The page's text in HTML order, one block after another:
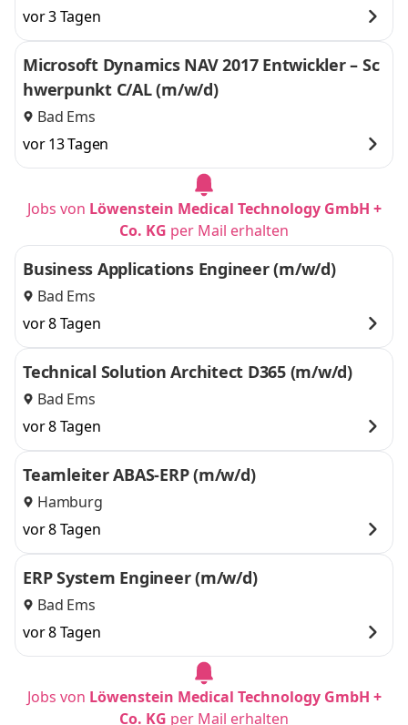
vor 3 Tagen
Microsoft Dynamics NAV 2017 Entwickler – Sc
hwerpunkt C/AL (m/w/d)
Bad Ems
vor 13 Tagen
Jobs von Löwenstein Medical Technology GmbH +
Co. KG per Mail erhalten
Business Applications Engineer (m/w/d)
Bad Ems
vor 8 Tagen
Technical Solution Architect D365 (m/w/d)
Bad Ems
vor 8 Tagen
Teamleiter ABAS-ERP (m/w/d)
Hamburg
vor 8 Tagen
ERP System Engineer (m/w/d)
Bad Ems
vor 8 Tagen
Jobs von Löwenstein Medical Technology GmbH +
Co. KG per Mail erhalten